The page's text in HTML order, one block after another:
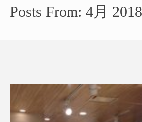
Posts From: 4月 2018